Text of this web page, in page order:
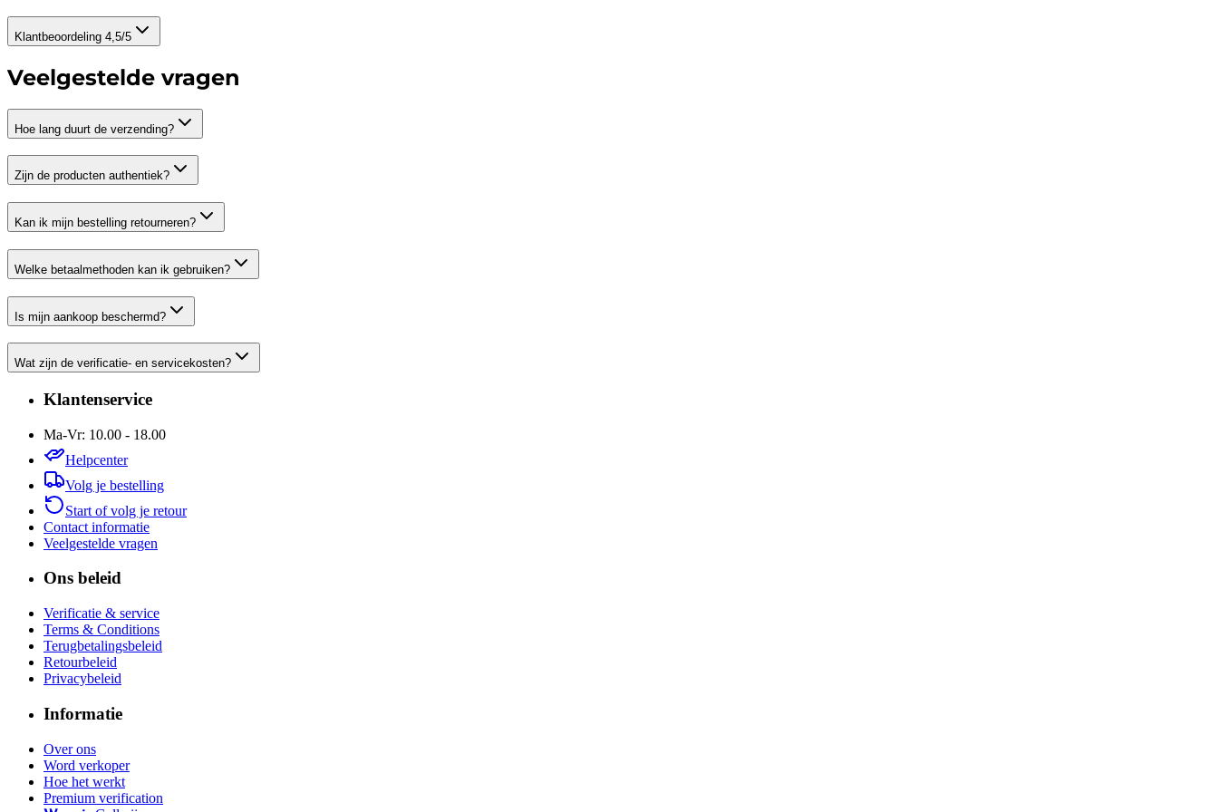
Klantbeoordeling 4,5/5
Veelgestelde vragen
Hoe lang duurt de verzending?
Zijn de producten authentiek?
Kan ik mijn bestelling retourneren?
Welke betaalmethoden kan ik gebruiken?
Is mijn aankoop beschermd?
Wat zijn de verificatie- en servicekosten?
Klantenservice
Ma-Vr: 10.00 - 18.00
Helpcenter
Volg je bestelling
Start of volg je retour
Contact informatie
Veelgestelde vragen
Ons beleid
Verificatie & service
Terms & Conditions
Terugbetalingsbeleid
Retourbeleid
Privacybeleid
Informatie
Over ons
Word verkoper
Hoe het werkt
Premium verification